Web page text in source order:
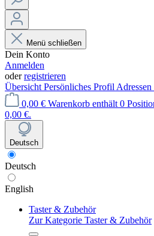
Menü schließen
Dein Konto
Anmelden
oderregistrieren
Übersicht Persönliches Profil Adressen
0,00 € Warenkorb enthält 0
0,00 €.
Deutsch
Deutsch
English
Taster & Zubehör
Zur Kategorie Taster & Zubehör